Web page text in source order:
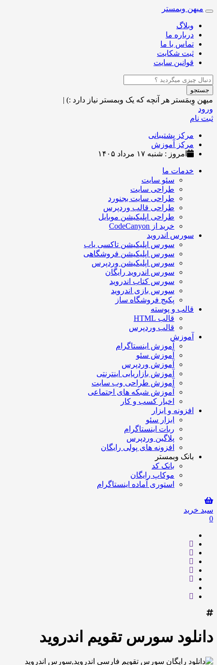
Toggle
navigation
میهن وبمستر
وبلاگ
درباره ما
تماس با ما
ثبت شکایت
قوانین سایت
جستجو
میهن وِبمَستر هر آنچه که یک وبمستر نیاز دارد :) |
ورود
ثبت نام
مرکز پشتیبانی
مرکز آموزش
امروز : شنبه ۱۷ مرداد ۱۴۰۵
خدمات ما
سئو سایت
طراحی سایت
طراحی سایت بجنورد
طراحی قالب وردپرس
طراحی اپلیکیشن موبایل
خرید از CodeCanyon
سورس اندروید
سورس اپلیکیشن تاکسی یاب
سورس اپلیکیشن فروشگاهی
سورس اپلیکیشن وردپرس
سورس اندروید رایگان
سورس کتاب اندروید
سورس بازی اندروید
پکیج فروشگاه ساز
قالب و پوسته
قالب HTML
قالب وردپرس
آموزش
آموزش اینستاگرام
آموزش سئو
آموزش وردپرس
آموزش بازاریابی اینترنتی
آموزش طراحی وب سایت
آموزش شبکه های اجتماعی
اخبار کسب و کار
افزونه و ابزار
ابزار سئو
ربات اینستاگرام
پلاگین وردپرس
افزونه های پولی رایگان
بانک وبمستر
بانک کد
موکاپ رایگان
استوری آماده اینستاگرام
سبد خرید
0
دانلود سورس تقویم اندروید